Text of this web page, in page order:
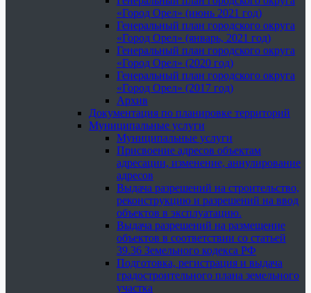
«Город Орел» (июнь 2021 год)
Генеральный план городского округа
«Город Орел» (январь, 2021 год)
Генеральный план городского округа
«Город Орел» (2020 год)
Генеральный план городского округа
«Город Орел» (2017 год)
Архив
Документация по планировке территорий
Муниципальные услуги
Муниципальные услуги
Присвоение адресов объектам
адресации, изменение, аннулирование
адресов
Выдача разрешений на строительство,
реконструкцию и разрешений на ввод
объектов в эксплуатацию.
Выдача разрешений на размещение
объектов в соответствии со статьей
39.36 Земельного кодекса РФ
Подготовка, регистрация и выдача
градостроительного плана земельного
участка